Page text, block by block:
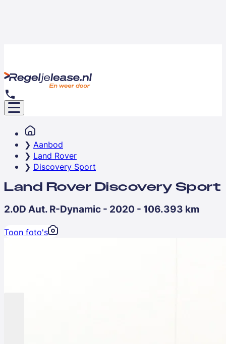
Aanbod
Land Rover
Discovery Sport
Land Rover Discovery Sport
2.0D Aut. R-Dynamic - 2020 - 106.393 km
Toon foto's